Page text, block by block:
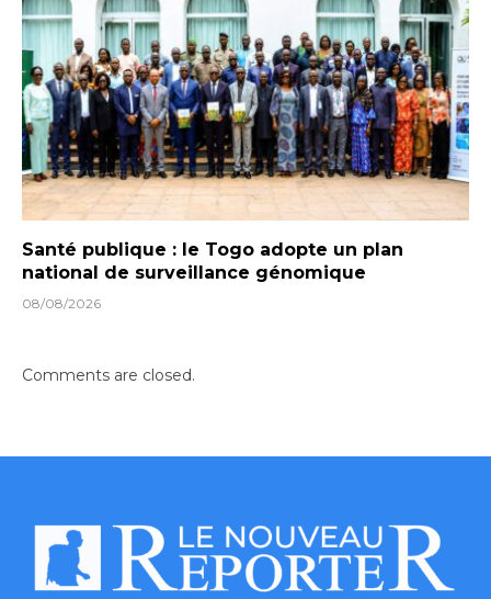
Santé publique : le Togo adopte un plan
national de surveillance génomique
08/08/2026
Comments are closed.